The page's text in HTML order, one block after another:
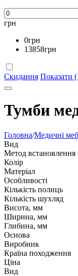
грн
0грн
13858грн
Скидання Показати
Тумби
Головна/Медичні
Вид
Метод встановлення
Колір
Матеріал
Особливості
Кількість полиць
Кількість шухляд
Висота, мм
Ширина, мм
Глибина, мм
Основа
Виробник
Країна походження
Ціна
Вид